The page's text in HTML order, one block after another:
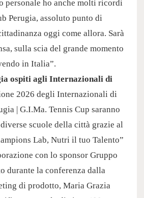
personale ho anche molti ricordi
Perugia, assoluto punto di
oggi come allora. Sarà
sulla scia del grande momento
in Italia”.
ospiti agli Internazionali di
2026 degli Internazionali di
| G.I.Ma. Tennis Cup saranno
scuole della città grazie al
Lab, Nutri il tuo Talento”
con lo sponsor Gruppo
durante la conferenza dalla
di prodotto, Maria Grazia